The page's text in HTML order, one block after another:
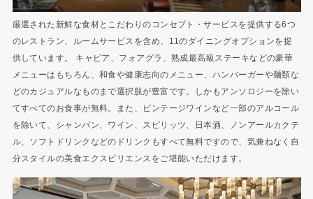
厳選された新鮮な食材とこだわりのコンセプト・サービスを提供する6つ
のレストラン、ルームサービスを含め、11のダイニングオプションを提
供しています。 キャビア、フォアグラ、熟成最高級ステーキなどの豪華
メニューはもちろん、和食や健康志向のメニュー、ハンバーガーや麺類な
どのカジュアルなものまで選択肢が豊富です。しかもアンソロジーを除い
てすべてのお食事が無料。また、ビンテージワインなど一部のアルコール
を除いて、シャンパン、ワイン、スピリッツ、日本酒、ノンアールカクテ
ル、ソフトドリンクなどのドリンクもすべて無料ですので、気兼ねなく自
分スタイルの美食エクスピリエンスをご堪能いただけます。